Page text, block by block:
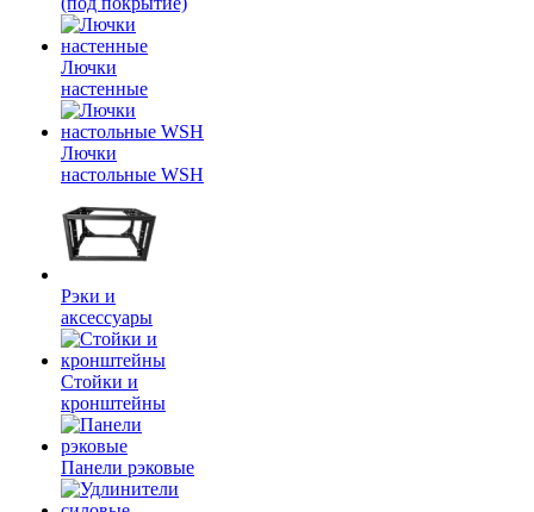
Лючки
настенные
Лючки
настольные WSH
Рэки и
аксессуары
Стойки и
кронштейны
Панели рэковые